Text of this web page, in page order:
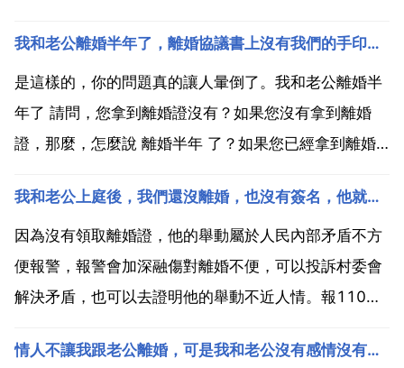
我和老公離婚半年了，離婚協議書上沒有我們的手印也沒有民政局的章印，請問一下這份協議書起法律責任嗎
是這樣的，你的問題真的讓人暈倒了。我和老公離婚半
年了 請問，您拿到離婚證沒有？如果您沒有拿到離婚
證，那麼，怎麼說 離婚半年 了？如果您已經拿到離婚
民政局一定是填過 自願離婚的。現在你主張協議書沒有
法律效力，估計是有難度的，因為有第三方 民政局 可
以證明...
我和老公上庭後，我們還沒離婚，也沒有簽名，他就把我的衣服扔在外面了，還是合法夫妻，他就這樣把我的衣
因為沒有領取離婚證，他的舉動屬於人民內部矛盾不方
便報警，報警會加深融傷對離婚不便，可以投訴村委會
解決矛盾，也可以去證明他的舉動不近人情。報110，
了，就沒必要藏著掖著了。有用，不過你要自強，早做
情人不讓我跟老公離婚，可是我和老公沒有感情沒有小孩沒有留戀，他說我離婚了就和我分手是什麼意思